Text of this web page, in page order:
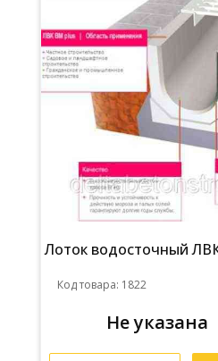
Лоток водосточный
Код товара: 1822
Не указана